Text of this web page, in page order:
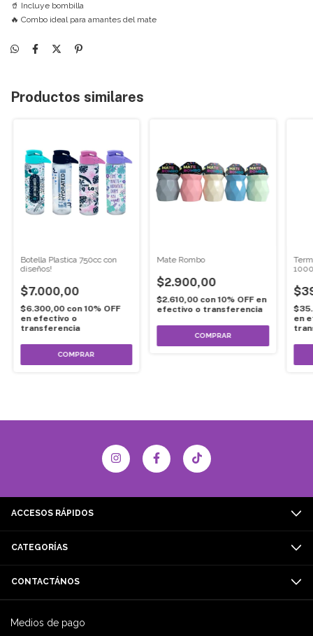
🥤 Incluye bombilla
🔥 Combo ideal para amantes del mate
Productos similares
Botella Plastica 750cc con
diseños!
$7.000,00
$6.300,00 con 10% OFF
en efectivo o
transferencia
Mate Rombo
$2.900,00
$2.610,00 con 10% OFF en
efectivo o transferencia
en
ACCESOS RÁPIDOS
CATEGORÍAS
CONTACTÁNOS
Medios de pago